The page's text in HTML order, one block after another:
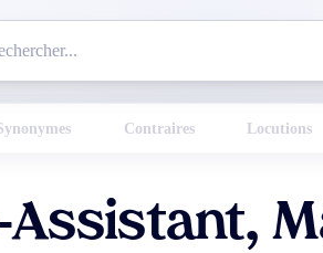
Contraires Locutions